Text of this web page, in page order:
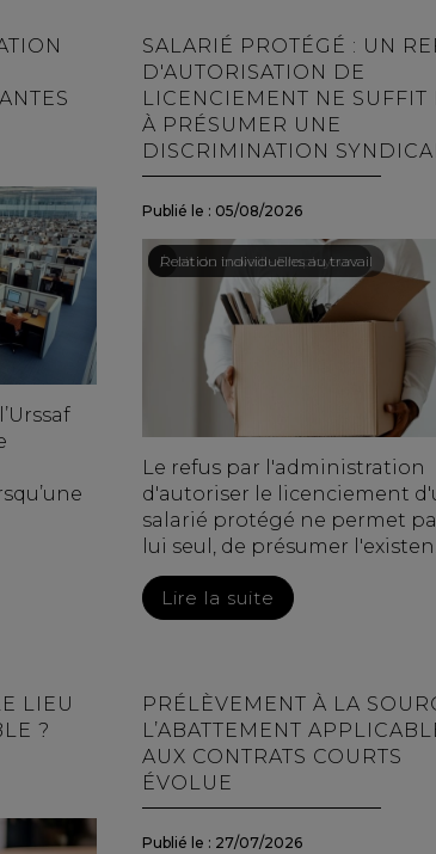
SALARIÉ PROTÉGÉ : UN
D'AUTORISATION DE
LICENCIEMENT NE SUFFIT
À PRÉSUMER UNE
DISCRIMINATION
Publié le : 05/08/2026
Droit du travail - Employeurs
/Relation individuelles au travail
Le refus par l'administration
d'autoriser le licenciement
salarié protégé ne permet
lui seul, de présumer
Lire la suite
LIEU
?
PRÉLÈVEMENT À LA
L’ABATTEMENT
AUX CONTRATS COURTS
ÉVOLUE
Publié le : 27/07/2026